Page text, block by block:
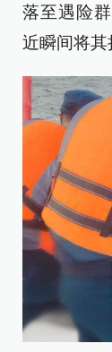
落至遇险
近瞬间将其